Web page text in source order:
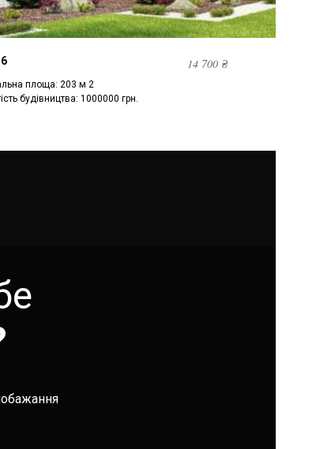
14 700₴
площа: 203 м 2
будівництва: 1000000 грн.